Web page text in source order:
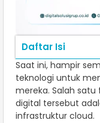
Daftar Isi
Saat ini, hampir
teknologi untuk
mereka. Salah
digital tersebut
infrastruktur cloud.